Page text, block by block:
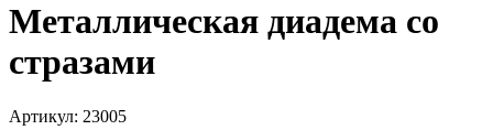
Металлическая диадема со
стразами
Артикул: 23005